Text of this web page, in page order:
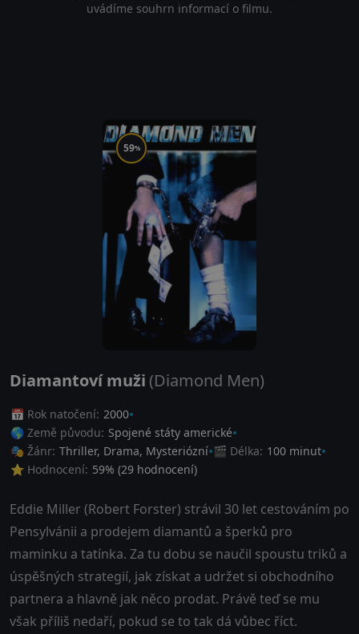
uvádíme souhrn informací o filmu.
59%
Diamantoví muži (Diamond Men)
📅 Rok natočení: 2000
🌎 Země původu: Spojené státy americké
🎭 Žánr: Thriller, Drama, Mysteriózní 🎬 Délka: 100 minut
⭐ Hodnocení: 59% (29 hodnocení)
Eddie Miller (Robert Forster) strávil 30 let cestováním po
Pensylvánii a prodejem diamantů a šperků pro
maminku a tatínka. Za tu dobu se naučil spoustu triků a
úspěšných strategií, jak získat a udržet si obchodního
partnera a hlavně jak něco prodat. Právě teď se mu
však příliš nedaří, pokud se to tak dá vůbec říct.